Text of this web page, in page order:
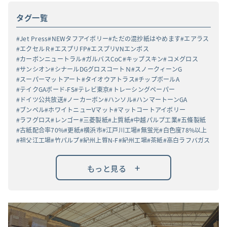
タグ一覧
Jet Press NEWタフアイボリー ただの混抄紙はやめます エアラス
エクセルＲ エスプリFP エスプリVNエンボス
カーボンニュートラル ガルバスCoC キップスキン コメグロス
サンシオン シナールDGグロスコートＮ
スノークィーンG
スーパーマットアート タイオウアトラス チップボールA
テイクGAボード-FS テレビ東京
トレーシングペーパー
ドイツ公共放送 ノーカーボン ハンソル ハンマートーンGA
ブンペル ホワイトニューVマット マットコートアイボリー
ラフグロス レンゴー 三菱製紙 上質紙 中越パルプ工業 五條製紙
古紙配合率70% 更紙 横浜市 江戸川工場 無蛍光 白色度78%以上
祖父江工場 竹パルプ 紀州上質N-F 紀州工場 茶紙 高白ラフバガス
もっと見る +